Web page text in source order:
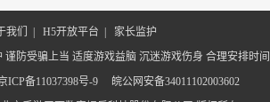
我们 H5开放平台
家长监护
防受骗上当 适度游戏益脑 沉迷游戏伤身 合理安排时
ICP备11037398号-9
皖公网安备34011102003602